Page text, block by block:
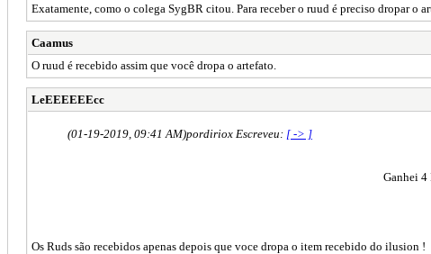
Exatamente, como o colega SygBR citou. Para receber o ruud é preciso dropar o
Caamus
O ruud é recebido assim que você dropa o artefato.
LeEEEEEEcc
(01-19-2019, 09:41 AM)pordiriox Escreveu: [ -> ]
Ganhei 4
Os Ruds são recebidos apenas depois que voce dropa o item recebido do ilusion !